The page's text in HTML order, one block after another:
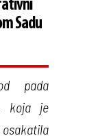
Sadu
pada
koja je